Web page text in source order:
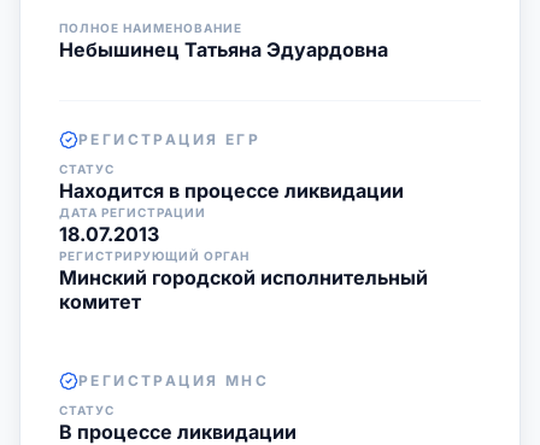
ПОЛНОЕ НАИМЕНОВАНИЕ
Небышинец Татьяна Эдуардовна
РЕГИСТРАЦИЯ ЕГР
СТАТУС
Находится в процессе ликвидации
ДАТА РЕГИСТРАЦИИ
18.07.2013
РЕГИСТРИРУЮЩИЙ ОРГАН
Минский городской исполнительный
комитет
РЕГИСТРАЦИЯ МНС
СТАТУС
В процессе ликвидации